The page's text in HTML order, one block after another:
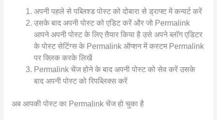
अपनी पहले से पब्लिश्ड पोस्ट को दोबारा से ड्राफ्ट में कन्वर्ट करें
उसके बाद अपनी पोस्ट को एडिट करें और जो Permalink
आपने अपनी पोस्ट के लिए तैयार किया है उसे अपने ब्लॉग एडिटर
के पोस्ट सेटिंग्स के Permalink ऑप्शन में कस्टम Permalink
पर क्लिक करके लिखें
Permalink चेंज होने के बाद अपनी पोस्ट को सेव करें उसके
बाद अपनी पोस्ट को रिपब्लिक्स करें
अब आपकी पोस्ट का Permalink चेंज हो चुका है